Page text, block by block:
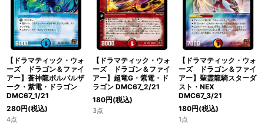
絞り込む
【ドラマティック・ウォ
ーズ ドラゴン＆ファイ
アー】蒼神龍ボルバルザ
ーク・紫電・ドラゴン
DMC67_1/21
280円(税込)
4点
【ドラマティック・ウォ
ーズ ドラゴン＆ファイ
アー】超竜G・紫電・ド
ラゴン DMC67_2/21
180円(税込)
3点
【ドラマティック・ウォ
ーズ ドラゴン＆ファイ
アー】聖霊龍騎スターダ
スト・NEX
DMC67_3/21
180円(税込)
1点